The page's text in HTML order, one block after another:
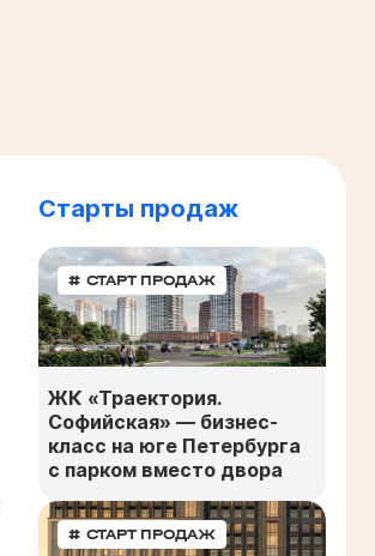
Старты продаж
# СТАРТ ПРОДАЖ
ЖК «Траектория.
Софийская» — бизнес-
класс на юге Петербурга
с парком вместо двора
# СТАРТ ПРОДАЖ